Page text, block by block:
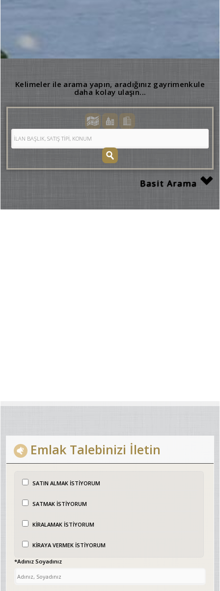
Kelimeler ile arama yapın, aradığınız gayrimenkule
daha kolay ulaşın...
Basit Arama
Emlak Talebinizi İletin
SATIN ALMAK İSTİYORUM
SATMAK İSTİYORUM
KİRALAMAK İSTİYORUM
KİRAYA VERMEK İSTİYORUM
*Adınız Soyadınız